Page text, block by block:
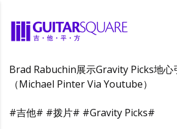
Brad Rabuchin展示Gravity Picks地心
（Michael Pinter Via Youtube）
#吉他# #拨片# #Gravity Picks#